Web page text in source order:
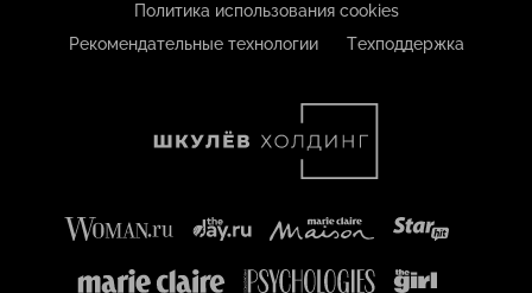
Политика использования cookies
Рекомендательные технологии
Техподдержка